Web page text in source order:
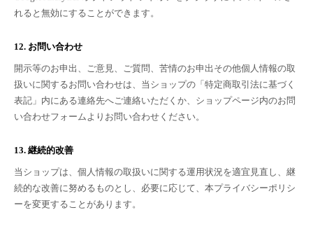
れると無効にすることができます。
12. お問い合わせ
開示等のお申出、ご意見、ご質問、苦情のお申出その他個人情報の取
扱いに関するお問い合わせは、当ショップの「特定商取引法に基づく
表記」内にある連絡先へご連絡いただくか、ショップページ内のお問
い合わせフォームよりお問い合わせください。
13. 継続的改善
当ショップは、個人情報の取扱いに関する運用状況を適宜見直し、継
続的な改善に努めるものとし、必要に応じて、本プライバシーポリシ
ーを変更することがあります。